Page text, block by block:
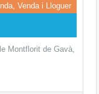
Venda i Lloguer
Montflorit de Gavà,